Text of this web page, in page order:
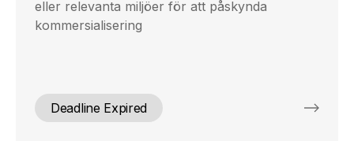
eller relevanta miljöer för att påskynda
kommersialisering
Deadline Expired